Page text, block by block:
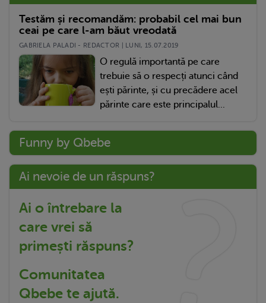
Testăm și recomandăm: probabil cel mai bun
ceai pe care l-am băut vreodată
GABRIELA PALADI - REDACTOR | LUNI, 15.07.2019
O regulă importantă pe care
trebuie să o respecți atunci când
ești părinte, și cu precădere acel
părinte care este principalul...
Funny by Qbebe
Ai nevoie de un răspuns?
Ai o întrebare la
care vrei să
primești răspuns?
Comunitatea
Qbebe te ajută.